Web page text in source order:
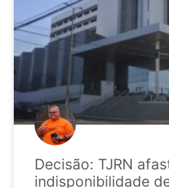
Decisão: TJRN
indisponibilidade